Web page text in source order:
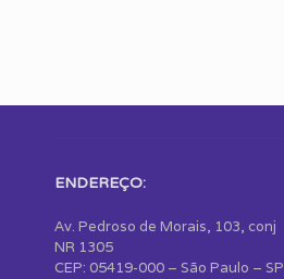
ENDEREÇO:
Av. Pedroso de Morais, 103, conj
NR 1305
CEP: 05419-000 – São Paulo – SP